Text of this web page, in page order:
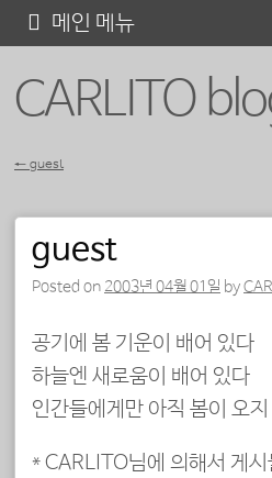
CARLITO
메인 메뉴
텐
← guest
guest
Posted on 2003년 04월 01일 by
공기에 봄 기운이 배어 있다
하늘엔 새로움이 배어 있다
인간들에게만 아직 봄이 오
* CARLITO님에 의해서 게